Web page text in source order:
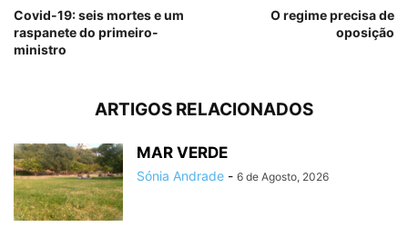
Covid-19: seis mortes e um
raspanete do primeiro-
ministro
O regime precisa de
oposição
ARTIGOS RELACIONADOS
MAR VERDE
Sónia Andrade - 6 de Agosto, 2026